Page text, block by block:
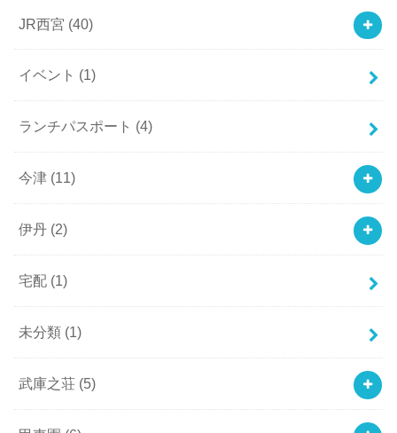
JR西宮 (40)
イベント (1)
ランチパスポート (4)
今津 (11)
伊丹 (2)
宅配 (1)
未分類 (1)
武庫之荘 (5)